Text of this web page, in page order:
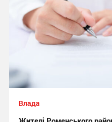
Влада